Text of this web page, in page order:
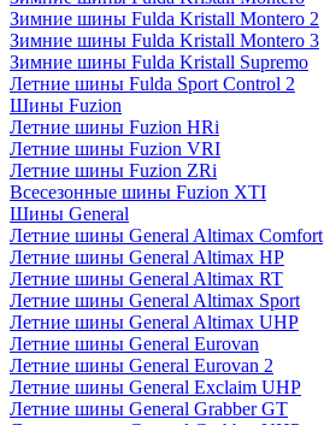
Зимние шины Fulda Kristall Montero 2
Зимние шины Fulda Kristall Montero 3
Зимние шины Fulda Kristall Supremo
Летние шины Fulda Sport Control 2
Шины Fuzion
Летние шины Fuzion HRi
Летние шины Fuzion VRI
Летние шины Fuzion ZRi
Всесезонные шины Fuzion XTI
Шины General
Летние шины General Altimax Comfort
Летние шины General Altimax HP
Летние шины General Altimax RT
Летние шины General Altimax Sport
Летние шины General Altimax UHP
Летние шины General Eurovan
Летние шины General Eurovan 2
Летние шины General Exclaim UHP
Летние шины General Grabber GT